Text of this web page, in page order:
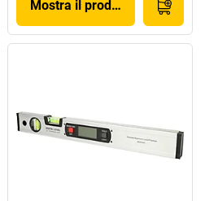
Mostra il prodotto